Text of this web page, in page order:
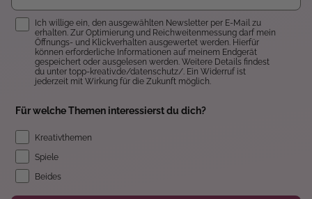
Einwilligung
Ich willige ein, den ausgewählten Newsletter per E-Mail zu
erhalten. Zur Optimierung und Reichweitenmessung darf mein
Öffnungs- und Klickverhalten ausgewertet werden. Hierfür
können erforderliche Informationen auf meinem Endgerät
gespeichert oder ausgelesen werden. Weitere Details findest
du unter topp-kreativ.de/datenschutz/. Ein Widerruf ist
jederzeit mit Wirkung für die Zukunft möglich.
Für welche Themen interessierst du dich?
Kreativthemen
Spiele
Beides